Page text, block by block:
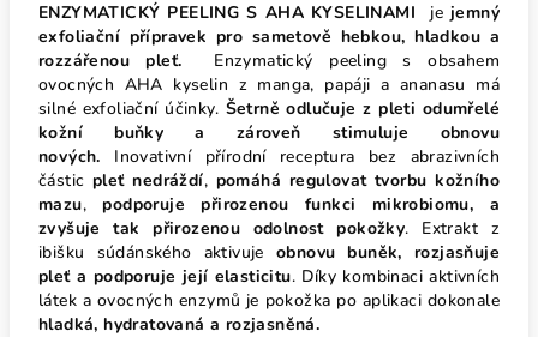
ENZYMATICKÝ PEELING S AHA KYSELINAMI je jemný
exfoliační přípravek pro sametově hebkou, hladkou a
rozzářenou pleť. Enzymatický peeling s obsahem
ovocných AHA kyselin z manga, papáji a ananasu má
silné exfoliační účinky.Šetrně odlučuje z pleti odumřelé
kožní buňky a zároveň stimuluje obnovu
nových. Inovativní přírodní receptura bez abrazivních
částic pleť nedráždí, pomáhá regulovat tvorbu kožního
mazu, podporuje přirozenou funkci mikrobiomu, a
zvyšuje tak přirozenou odolnost pokožky. Extrakt z
ibišku súdánského aktivuje obnovu buněk, rozjasňuje
pleť a podporuje její elasticitu. Díky kombinaci aktivních
látek a ovocných enzymů je pokožka po aplikaci dokonale
hladká, hydratovaná a rozjasněná.